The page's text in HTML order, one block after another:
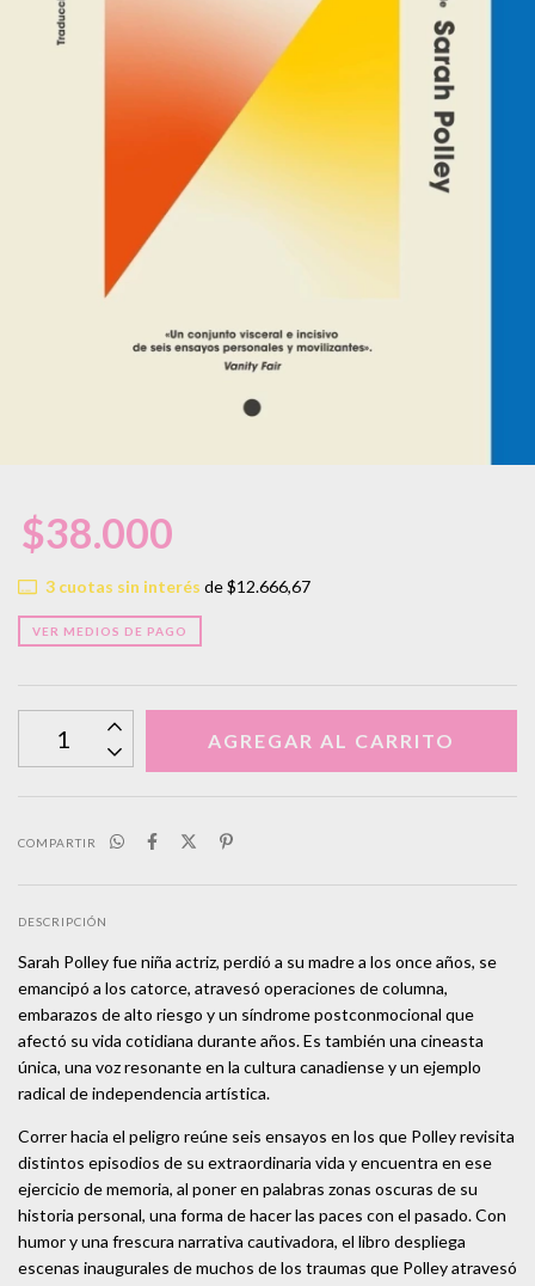
$38.000
3cuotas sin interés de$12.666,67
VER MEDIOS DE PAGO
COMPARTIR
DESCRIPCIÓN
Sarah Polley fue niña actriz, perdió a su madre a los once años, se
emancipó a los catorce, atravesó operaciones de columna,
embarazos de alto riesgo y un síndrome postconmocional que
afectó su vida cotidiana durante años. Es también una cineasta
única, una voz resonante en la cultura canadiense y un ejemplo
radical de independencia artística.
Correr hacia el peligro reúne seis ensayos en los que Polley revisita
distintos episodios de su extraordinaria vida y encuentra en ese
ejercicio de memoria, al poner en palabras zonas oscuras de su
historia personal, una forma de hacer las paces con el pasado. Con
humor y una frescura narrativa cautivadora, el libro despliega
escenas inaugurales de muchos de los traumas que Polley atravesó